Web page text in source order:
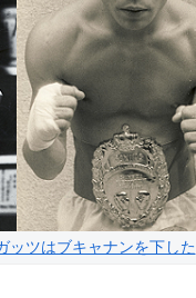
ッツはブキャナンを下した